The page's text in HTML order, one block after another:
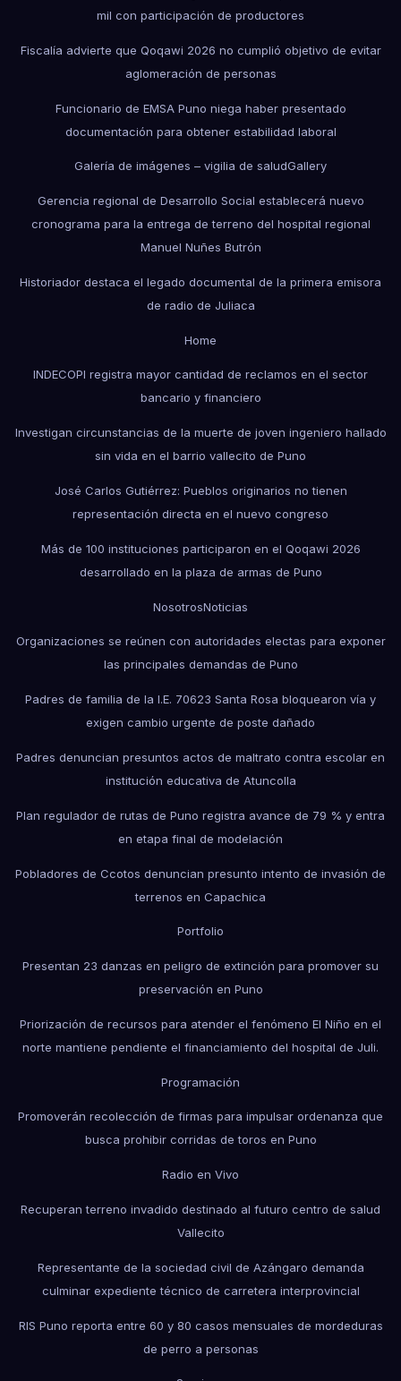
mil con participación de productores
Fiscalía advierte que Qoqawi 2026 no cumplió objetivo de evitar
aglomeración de personas
Funcionario de EMSA Puno niega haber presentado
documentación para obtener estabilidad laboral
Galería de imágenes – vigilia de saludGallery
Gerencia regional de Desarrollo Social establecerá nuevo
cronograma para la entrega de terreno del hospital regional
Manuel Nuñes Butrón
Historiador destaca el legado documental de la primera emisora
de radio de Juliaca
Home
INDECOPI registra mayor cantidad de reclamos en el sector
bancario y financiero
Investigan circunstancias de la muerte de joven ingeniero hallado
sin vida en el barrio vallecito de Puno
José Carlos Gutiérrez: Pueblos originarios no tienen
representación directa en el nuevo congreso
Más de 100 instituciones participaron en el Qoqawi 2026
desarrollado en la plaza de armas de Puno
NosotrosNoticias
Organizaciones se reúnen con autoridades electas para exponer
las principales demandas de Puno
Padres de familia de la I.E. 70623 Santa Rosa bloquearon vía y
exigen cambio urgente de poste dañado
Padres denuncian presuntos actos de maltrato contra escolar en
institución educativa de Atuncolla
Plan regulador de rutas de Puno registra avance de 79 % y entra
en etapa final de modelación
Pobladores de Ccotos denuncian presunto intento de invasión de
terrenos en Capachica
Portfolio
Presentan 23 danzas en peligro de extinción para promover su
preservación en Puno
Priorización de recursos para atender el fenómeno El Niño en el
norte mantiene pendiente el financiamiento del hospital de Juli.
Programación
Promoverán recolección de firmas para impulsar ordenanza que
busca prohibir corridas de toros en Puno
Radio en Vivo
Recuperan terreno invadido destinado al futuro centro de salud
Vallecito
Representante de la sociedad civil de Azángaro demanda
culminar expediente técnico de carretera interprovincial
RIS Puno reporta entre 60 y 80 casos mensuales de mordeduras
de perro a personas